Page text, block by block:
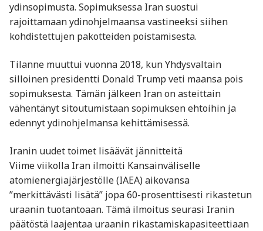
ydinsopimusta. Sopimuksessa Iran suostui
rajoittamaan ydinohjelmaansa vastineeksi siihen
kohdistettujen pakotteiden poistamisesta.
Tilanne muuttui vuonna 2018, kun Yhdysvaltain
silloinen presidentti Donald Trump veti maansa pois
sopimuksesta. Tämän jälkeen Iran on asteittain
vähentänyt sitoutumistaan sopimuksen ehtoihin ja
edennyt ydinohjelmansa kehittämisessä.
Iranin uudet toimet lisäävät jännitteitä
Viime viikolla Iran ilmoitti Kansainväliselle
atomienergiajärjestölle (IAEA) aikovansa
”merkittävästi lisätä” jopa 60-prosenttisesti rikastetun
uraanin tuotantoaan. Tämä ilmoitus seurasi Iranin
päätöstä laajentaa uraanin rikastamiskapasiteettiaan